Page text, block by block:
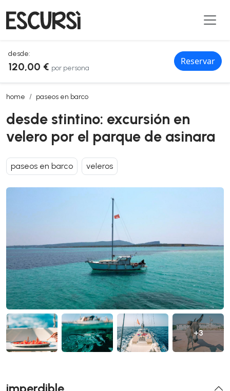
desde:
120,00 € por persona
Reservar
home paseos en barco
desde stintino: excursión en velero por el parque de asinara
desde stintino: excursión en
velero por el parque de asinara
paseos en barco veleros
+3